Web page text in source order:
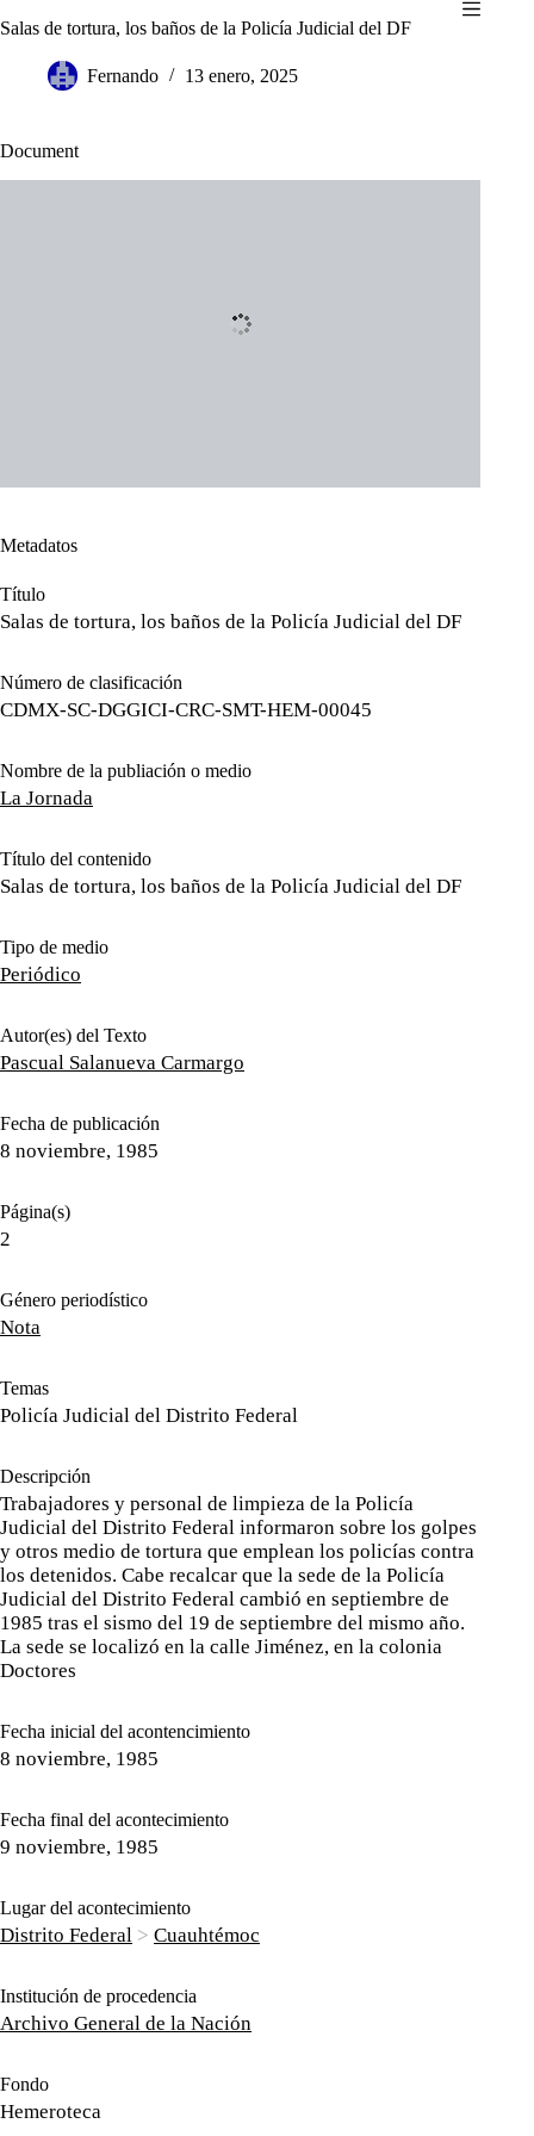
al
Salas de tortura, los baños de la Policía Judicial del DF
Fernando 13 enero, 2025
Document
Metadatos
Título
Salas de tortura, los baños de la Policía Judicial del DF
Número de clasificación
CDMX-SC-DGGICI-CRC-SMT-HEM-00045
Nombre de la publiación o medio
La Jornada
Título del contenido
Salas de tortura, los baños de la Policía Judicial del DF
Tipo de medio
Periódico
Autor(es) del Texto
Pascual Salanueva Carmargo
Fecha de publicación
8 noviembre, 1985
Página(s)
2
Género periodístico
Nota
Temas
Policía Judicial del Distrito Federal
Descripción
Trabajadores y personal de limpieza de la Policía
Judicial del Distrito Federal informaron sobre los golpes
y otros medio de tortura que emplean los policías contra
los detenidos. Cabe recalcar que la sede de la Policía
Judicial del Distrito Federal cambió en septiembre de
1985 tras el sismo del 19 de septiembre del mismo año.
La sede se localizó en la calle Jiménez, en la colonia
Doctores
Fecha inicial del acontencimiento
8 noviembre, 1985
Fecha final del acontecimiento
9 noviembre, 1985
Lugar del acontecimiento
Distrito Federal > Cuauhtémoc
Institución de procedencia
Archivo General de la Nación
Fondo
Hemeroteca